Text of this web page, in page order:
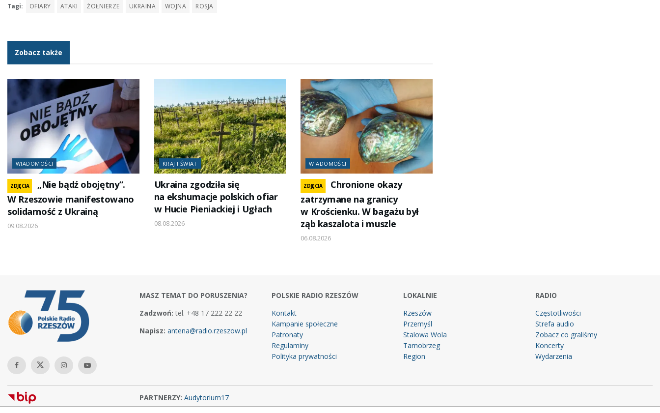
Tagi: OFIARY ATAKI ŻOŁNIERZE UKRAINA WOJNA ROSJA
Zobacz także
WIADOMOŚCI
ZDJĘCIA
„Nie bądź obojętny”.
W Rzeszowie manifestowano
solidarność z Ukrainą
09.08.2026
KRAJ I ŚWIAT
Ukraina zgodziła się
na ekshumacje polskich ofiar
w Hucie Pieniackiej i Ugłach
08.08.2026
WIADOMOŚCI
ZDJĘCIA
Chronione okazy
zatrzymane na granicy
w Krościenku. W bagażu był
ząb kaszalota i muszle
06.08.2026
MASZ TEMAT DO PORUSZENIA?
Zadzwoń: tel. +48 17 222 22 22
Napisz: antena@radio.rzeszow.pl
POLSKIE RADIO RZESZÓW
Kontakt
Kampanie społeczne
Patronaty
Regulaminy
Polityka prywatności
LOKALNIE
Rzeszów
Przemyśl
Stalowa Wola
Tarnobrzeg
Region
RADIO
Częstotliwości
Strefa audio
Zobacz co graliśmy
Koncerty
Wydarzenia
PARTNERZY: Audytorium17